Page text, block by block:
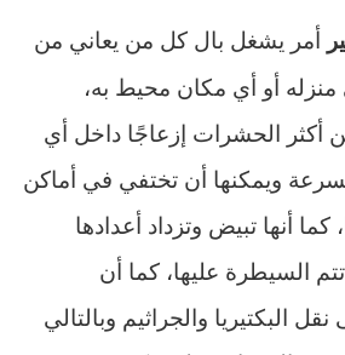
أمر يشغل بال كل من يعاني من
أو أي مكان محيط به،
أكثر الحشرات إزعاجًا داخل أي
ويمكنها أن تختفي في أماكن
أنها تبيض وتزداد أعدادها
السيطرة عليها، كما أن
البكتيريا والجراثيم وبالتالي